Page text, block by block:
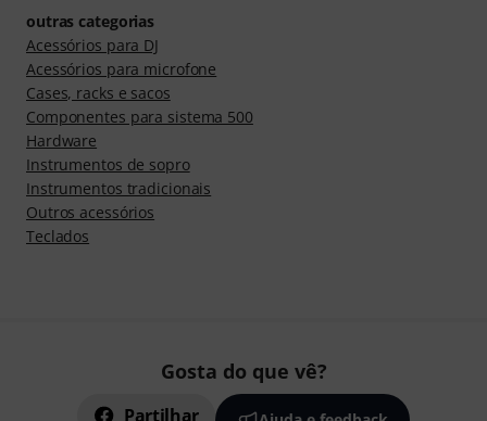
outras categorias
Acessórios para DJ
Acessórios para microfone
Cases, racks e sacos
Componentes para sistema 500
Hardware
Instrumentos de sopro
Instrumentos tradicionais
Outros acessórios
Teclados
Gosta do que vê?
Partilhar